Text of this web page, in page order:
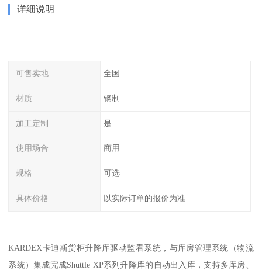
详细说明
可售卖地 全国
材质 钢制
加工定制 是
使用场合 商用
规格 可选
具体价格 以实际订单的报价为准
KARDEX卡迪斯货柜升降库驱动监看系统，与库房管理系统（物流
系统）集成完成Shuttle XP系列升降库的自动出入库，支持多库房、